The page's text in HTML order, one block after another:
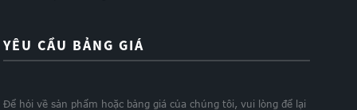
YÊU CẦU BẢNG GIÁ
Để hỏi về sản phẩm hoặc bảng giá của chúng tôi, vui lòng để lại